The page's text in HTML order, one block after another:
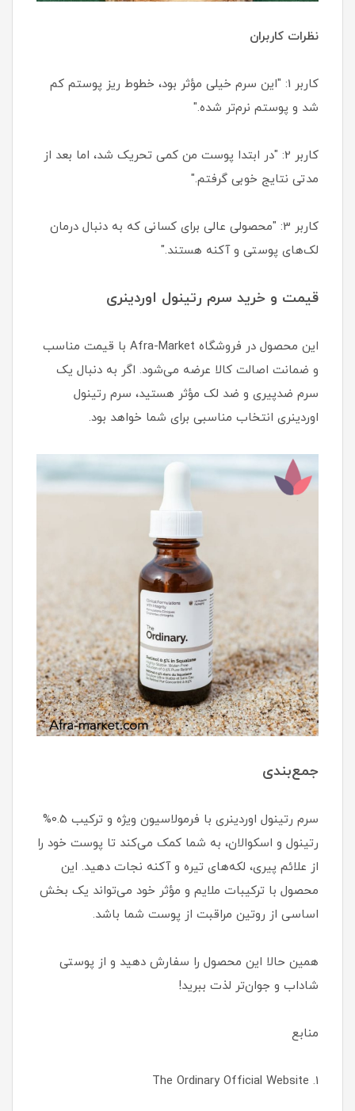
نظرات کاربران
کاربر 1: "این سرم خیلی مؤثر بود، خطوط ریز پوستم کم
شد و پوستم نرم‌تر شده."
کاربر 2: "در ابتدا پوست من کمی تحریک شد، اما بعد از
مدتی نتایج خوبی گرفتم."
کاربر 3: "محصولی عالی برای کسانی که به دنبال درمان
لک‌های پوستی و آکنه هستند."
قیمت و خرید سرم رتینول اوردینری
این محصول در فروشگاه Afra-Market با قیمت مناسب
و ضمانت اصالت کالا عرضه می‌شود. اگر به دنبال یک
سرم ضدپیری و ضد لک مؤثر هستید، سرم رتینول
اوردینری انتخاب مناسبی برای شما خواهد بود.
جمع‌بندی
سرم رتینول اوردینری با فرمولاسیون ویژه و ترکیب 0.5%
رتینول و اسکوالان، به شما کمک می‌کند تا پوست خود را
از علائم پیری، لکه‌های تیره و آکنه نجات دهید. این
محصول با ترکیبات ملایم و مؤثر خود می‌تواند یک بخش
اساسی از روتین مراقبت از پوست شما باشد.
همین حالا این محصول را سفارش دهید و از پوستی
شاداب و جوان‌تر لذت ببرید!
منابع
1. The Ordinary Official Website